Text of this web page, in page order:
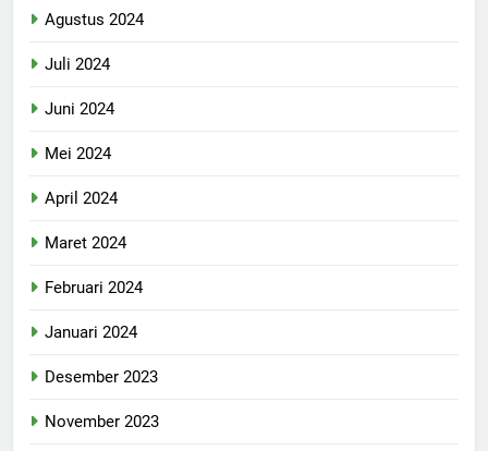
Agustus 2024
Juli 2024
Juni 2024
Mei 2024
April 2024
Maret 2024
Februari 2024
Januari 2024
Desember 2023
November 2023